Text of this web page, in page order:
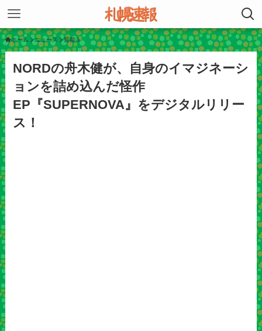
ホーム ニュース 芸能
NORDの舟木健が、自身のイマジネーシ
ョンを詰め込んだ怪作
EP『SUPERNOVA』をデジタルリリー
ス！